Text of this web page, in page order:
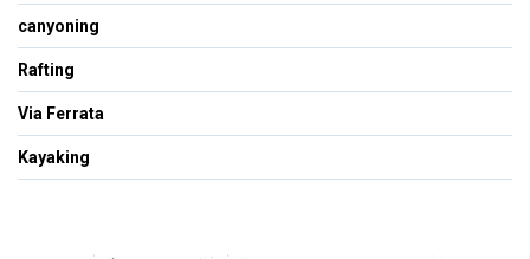
canyoning
Rafting
Via Ferrata
Kayaking